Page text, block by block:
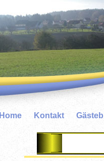
Home Kontakt